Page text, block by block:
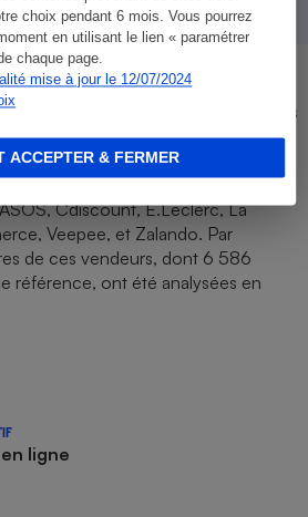
choix pendant 6 mois. Vous pourrez
en utilisant le lien « paramétrer
chaque page.
mise à jour le 12/07/2024
ACCEPTER & FERMER
les pratiques des principaux vendeurs
français, selon les classements
Des pratiques douteuses ont été
8 vendeurs pratiquant des prix de
Cdiscount, E.Leclerc, La
Veepee, et Zalando. Par
de ces vendeurs, dont 6 586
référence, ont été analysées en
ligne